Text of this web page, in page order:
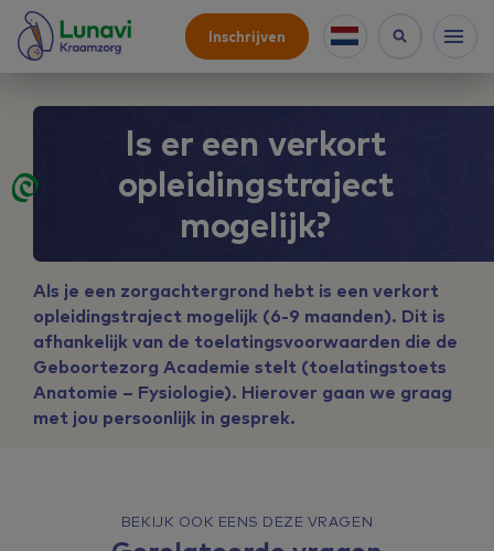
Inschrijven
Is er een verkort
opleidingstraject
mogelijk?
Als je een zorgachtergrond hebt is een verkort
opleidingstraject mogelijk (6-9 maanden). Dit is
afhankelijk van de toelatingsvoorwaarden die de
Geboortezorg Academie stelt (toelatingstoets
Anatomie – Fysiologie). Hierover gaan we graag
met jou persoonlijk in gesprek.
BEKIJK OOK EENS DEZE VRAGEN